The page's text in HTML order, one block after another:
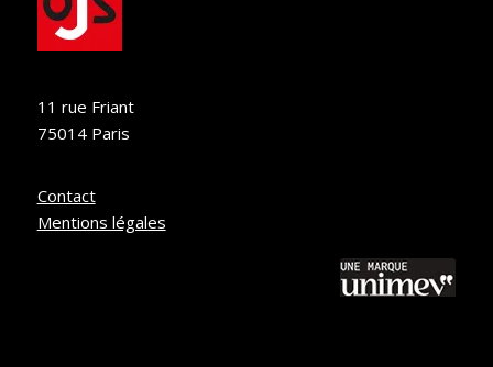
11 rue Friant
75014 Paris
Contact
Mentions légales